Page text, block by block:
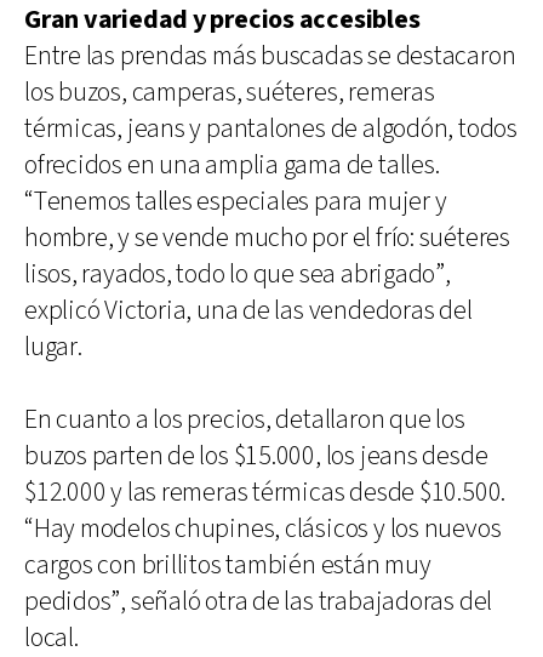
Gran variedad y precios accesibles
Entre las prendas más buscadas se destacaron
los buzos, camperas, suéteres, remeras
térmicas, jeans y pantalones de algodón, todos
ofrecidos en una amplia gama de talles.
“Tenemos talles especiales para mujer y
hombre, y se vende mucho por el frío: suéteres
lisos, rayados, todo lo que sea abrigado”,
explicó Victoria, una de las vendedoras del
lugar.
En cuanto a los precios, detallaron que los
buzos parten de los $15.000, los jeans desde
$12.000 y las remeras térmicas desde $10.500.
“Hay modelos chupines, clásicos y los nuevos
cargos con brillitos también están muy
pedidos”, señaló otra de las trabajadoras del
local.